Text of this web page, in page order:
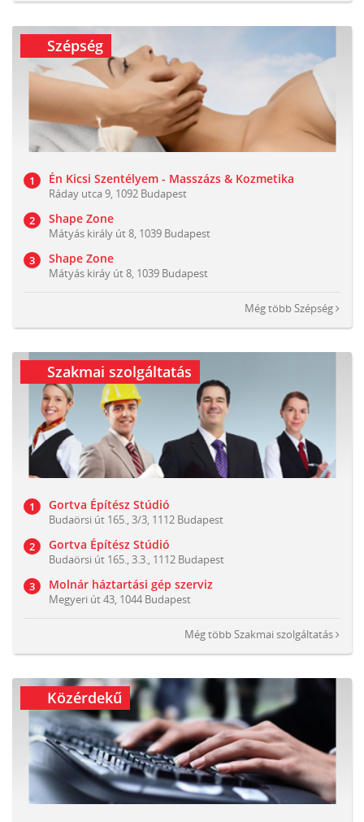
Szépség
Én Kicsi Szentélyem - Masszázs & Kozmetika
Ráday utca 9, 1092 Budapest
Shape Zone
Mátyás király út 8, 1039 Budapest
Shape Zone
Mátyás kiráy út 8, 1039 Budapest
Még többSzépség
Szakmai szolgáltatás
Gortva Építész Stúdió
Budaörsi út 165., 3/3, 1112 Budapest
Gortva Építész Stúdió
Budaörsi út 165., 3.3., 1112 Budapest
Molnár háztartási gép szerviz
Megyeri út 43, 1044 Budapest
Még többSzakmai szolgáltatás
Közérdekű